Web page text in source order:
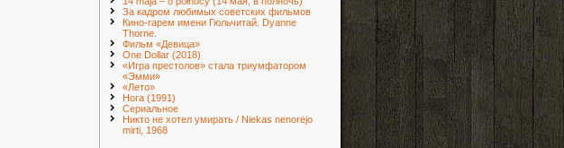
За кадром любимых советских фильмов
Кино-гарем имени Гюльчитай. Dyanne
Thorne.
Фильм «Девица»
One Dollar (2018)
«Игра престолов» стала триумфатором
«Эмми»
«Лето»
Нога (1991)
Сериальное
Никто не хотел умирать / Niekas nenorėjo
mirti, 1968